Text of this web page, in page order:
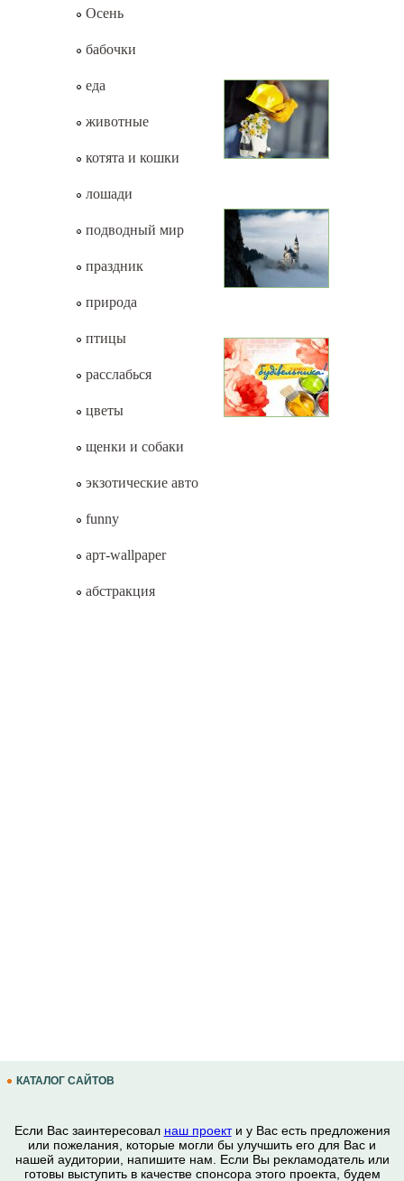
Осень
бабочки
еда
животные
котята и кошки
лошади
подводный мир
праздник
природа
птицы
расслабься
цветы
щенки и собаки
экзотические авто
funny
арт-wallpaper
абстракция
КАТАЛОГ САЙТОВ
Если Вас заинтересовал наш проекти у Вас есть предложения
или пожелания, которые могли бы улучшить его для Вас и
нашей аудитории, напишите нам. Если Вы рекламодатель или
готовы выступить в качестве спонсора этого проекта, будем